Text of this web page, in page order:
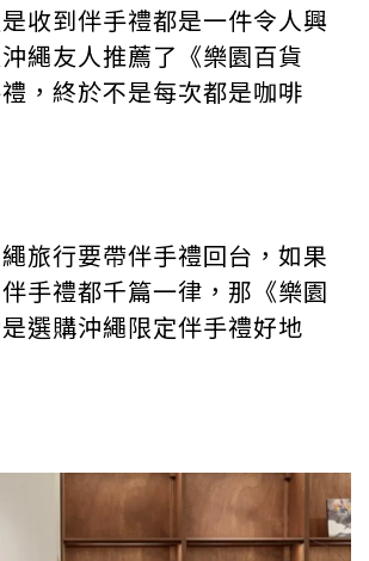
收到伴手禮都是一件令人興
繩友人推薦了《樂園百貨
，終於不是每次都是咖啡
旅行要帶伴手禮回台，如果
手禮都千篇一律，那《樂園
選購沖繩限定伴手禮好地